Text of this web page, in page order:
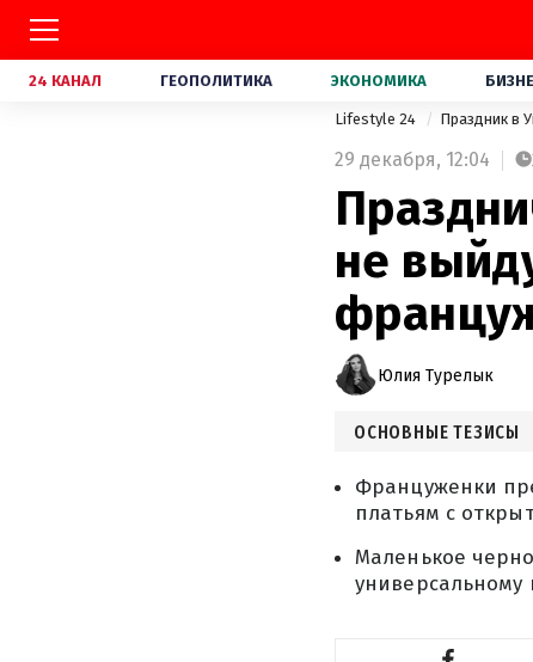
24 КАНАЛ ГЕОПОЛИТИКА ЭКОНОМИКА
Lifestyle 24 Праздник в
29 декабря, 12:04
не
Юлия Турелык
ОСНОВНЫЕ ТЕЗИСЫ
Француженки
платьям с
Маленькое
универсальному